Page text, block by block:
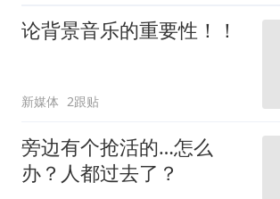
论背景音乐的重要性！！
新媒体 2跟贴
旁边有个抢活的…怎么
办？人都过去了？